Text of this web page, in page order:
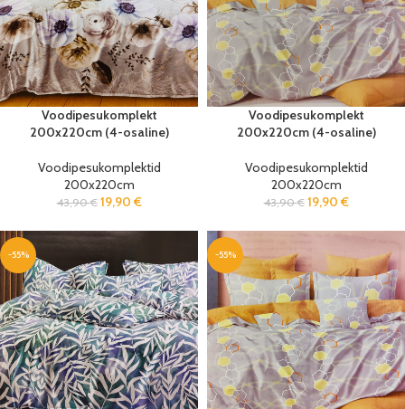
Voodipesukomplekt
200x220cm (4-osaline)
Voodipesukomplektid
200x220cm
43,90€ 19,90 €
Voodipesukomplekt
200x220cm (4-osaline)
Voodipesukomplektid
200x220cm
43,90€ 19,90 €
-55% -55%